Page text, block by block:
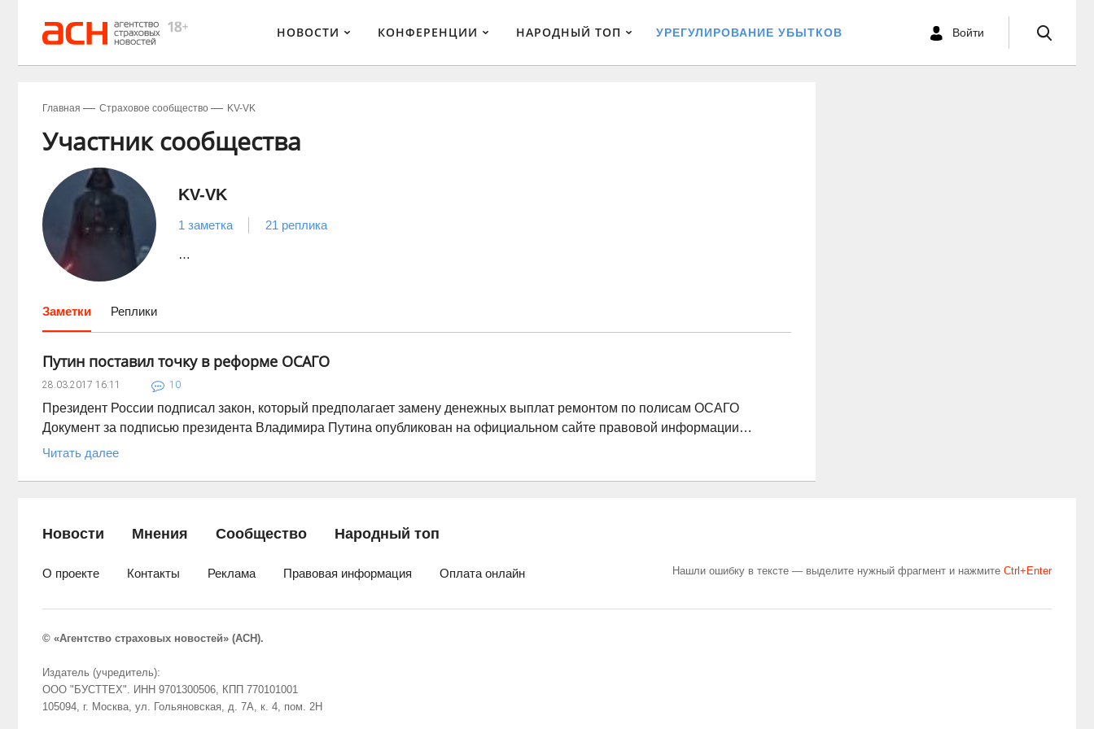
НОВОСТИ КОНФЕРЕНЦИИ НАРОДНЫЙ ТОП УРЕГУЛИРОВАНИЕ УБЫТКОВ Войти
Главная Страховое сообщество KV-VK
Участник сообщества
KV-VK
1 заметка 21 реплика
…
Заметки Реплики
Путин поставил точку в реформе ОСАГО
28.03.2017 16:11 10
Президент России подписал закон, который предполагает замену денежных выплат ремонтом по полисам ОСАГО
Документ за подписью президента Владимира Путина опубликован на официальном сайте правовой информации…
Читать далее
Новости Мнения Сообщество Народный топ
О проекте Контакты Реклама Правовая информация Оплата онлайн Нашли ошибку в тексте — выделите нужный фрагмент и нажмите Сtrl+Enter
© «Агентство страховых новостей» (АСН).
Издатель (учредитель):
ООО "БУСТТЕХ". ИНН 9701300506, КПП 770101001
105094, г. Москва, ул. Гольяновская, д. 7А, к. 4, пом. 2Н